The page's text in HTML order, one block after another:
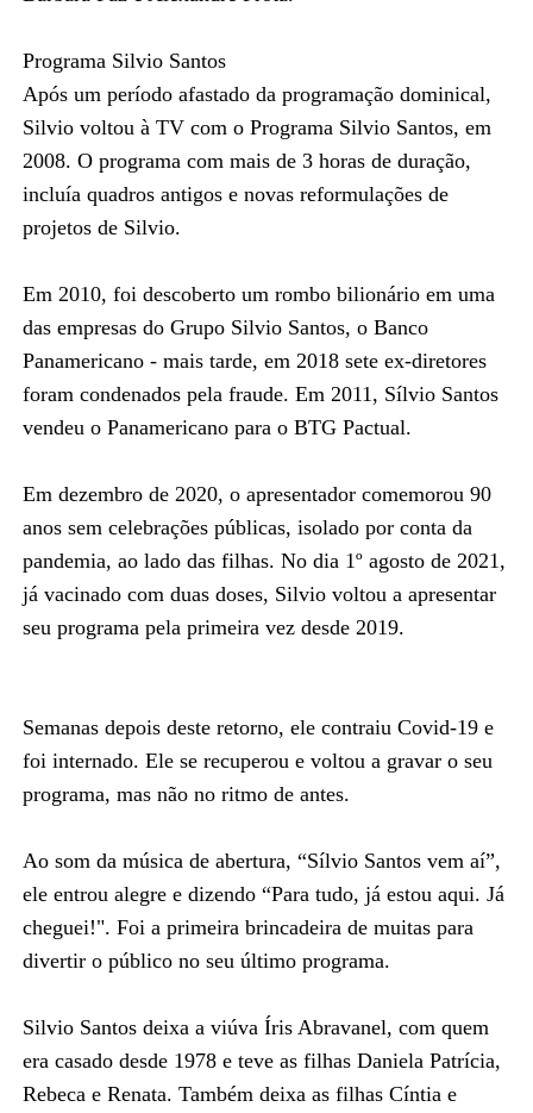
Programa Silvio Santos
Após um período afastado da programação dominical,
Silvio voltou à TV com o Programa Silvio Santos, em
2008. O programa com mais de 3 horas de duração,
incluía quadros antigos e novas reformulações de
projetos de Silvio.
Em 2010, foi descoberto um rombo bilionário em uma
das empresas do Grupo Silvio Santos, o Banco
Panamericano - mais tarde, em 2018 sete ex-diretores
foram condenados pela fraude. Em 2011, Sílvio Santos
vendeu o Panamericano para o BTG Pactual.
Em dezembro de 2020, o apresentador comemorou 90
anos sem celebrações públicas, isolado por conta da
pandemia, ao lado das filhas. No dia 1º agosto de 2021,
já vacinado com duas doses, Silvio voltou a apresentar
seu programa pela primeira vez desde 2019.
Semanas depois deste retorno, ele contraiu Covid-19 e
foi internado. Ele se recuperou e voltou a gravar o seu
programa, mas não no ritmo de antes.
Ao som da música de abertura, “Sílvio Santos vem aí”,
ele entrou alegre e dizendo “Para tudo, já estou aqui. Já
cheguei!". Foi a primeira brincadeira de muitas para
divertir o público no seu último programa.
Silvio Santos deixa a viúva Íris Abravanel, com quem
era casado desde 1978 e teve as filhas Daniela Patrícia,
Rebeca e Renata. Também deixa as filhas Cíntia e